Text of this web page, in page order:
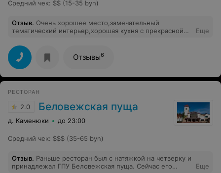
Средний чек: $$ (15-35 byn)
Отзыв. Очень хорошее место,замечательный
тематический интерьер,хорошая кухня с прекрасной
Еще
Отзывы6
РЕСТОРАН
2.0 Беловежская пуща
д. Каменюки до 23:00
Средний чек: $$$ (35-65 byn)
Отзыв. Раньше ресторан был с натяжкой на четверку и
принадлежал ГПУ Беловежская пуща. Сейчас его
Еще